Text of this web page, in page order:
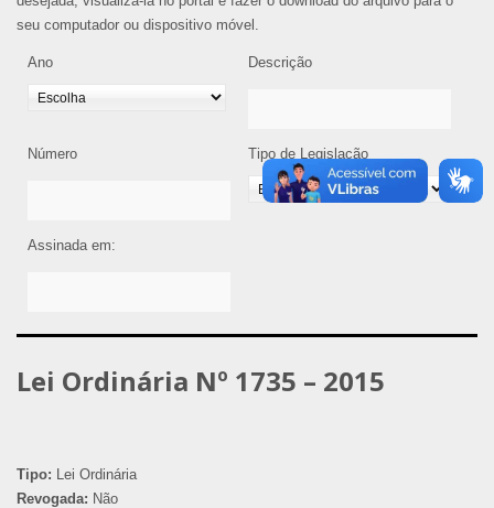
seu computador ou dispositivo móvel.
Ano Descrição
Número Tipo de Legislação
Assinada em:
Lei Ordinária Nº 1735 – 2015
Tipo: Lei Ordinária
Revogada: Não